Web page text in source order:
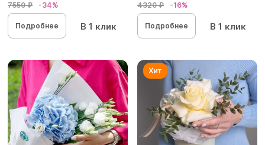
7550 ₽ -34%
Подробнее В 1 клик
4320 ₽ -16%
Подробнее В 1 клик